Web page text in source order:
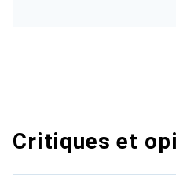
Critiques et